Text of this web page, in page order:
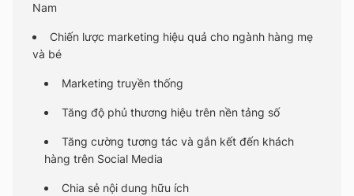
Nam
Chiến lược marketing hiệu quả cho ngành hàng mẹ
và bé
Marketing truyền thống
Tăng độ phủ thương hiệu trên nền tảng số
Tăng cường tương tác và gắn kết đến khách
hàng trên Social Media
Chia sẻ nội dung hữu ích